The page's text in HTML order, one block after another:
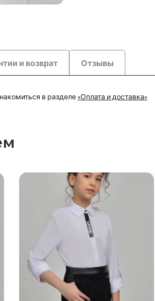
и возврат Отзывы
в разделе «Оплата и доставка»